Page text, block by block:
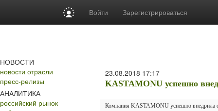
Войти Зарегистрироваться
НОВОСТИ
новости отрасли
пресс-релизы
АНАЛИТИКА
российский рынок
23.08.2018 17:17
KASTAMONU успешно
Компания KASTAMONU успешно внедрила